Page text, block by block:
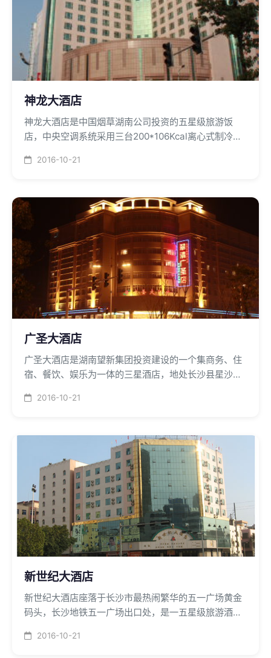
神龙大酒店
神龙大酒店是中国烟草湖南公司投资的五星级旅游饭
店，中央空调系统采用三台200*106Kcal离心式制冷机
政、住宅区域供给。
2016-10-21
广圣大酒店
广圣大酒店是湖南望新集团投资建设的一个集商务、住
宿、餐饮、娱乐为一体的三星酒店，地处长沙县星沙镇
100*106Kcal的螺杆制冷主机组和60万大卡的燃气热水
2016-10-21
新世纪大酒店
新世纪大酒店座落于长沙市最热闹繁华的五一广场黄金
码头，长沙地铁五一广场出口处，是一五星级旅游酒
工，彻底解决星级酒店的空气质量陈腐和客人入住时的
2016-10-21